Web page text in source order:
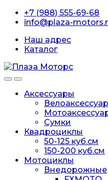
Перейти
перейти+7 (988) 555-69-68
info@plaza-
Наш адрес
Каталог
Аксессуары
Сумки
Квадроциклы
50-125 куб.см
150-200 куб.см
Мотоциклы
Внедорожные